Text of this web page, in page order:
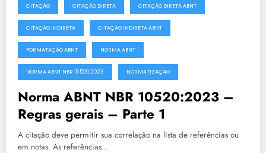
CITAÇÃO CITAÇÃO DIRETA CITAÇÃO DIRETA ABNT
CITAÇÃO INDIRETA CITAÇÃO INDIRETA ABNT
FORMATAÇÃO ABNT NORMA ABNT
NORMA ABNT NBR 10520:2023 NORMATIZAÇÃO
Norma ABNT NBR 10520:2023 –
Regras gerais – Parte 1
A citação deve permitir sua correlação na lista de referências ou
em notas. As referências…